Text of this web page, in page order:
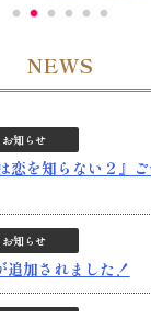
NEWS
お知らせ
恋を知らない２』
お知らせ
加されました！